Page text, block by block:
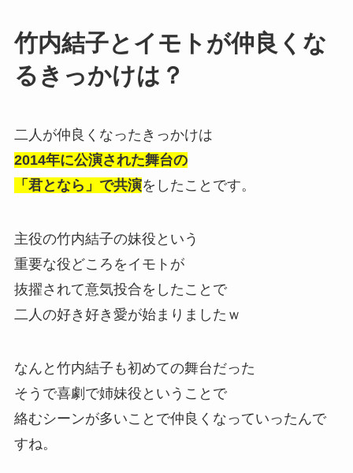
竹内結子とイモトが仲良くな
るきっかけは？
二人が仲良くなったきっかけは
2014年に公演された舞台の
「君となら」で共演をしたことです。
主役の竹内結子の妹役という
重要な役どころをイモトが
抜擢されて意気投合をしたことで
二人の好き好き愛が始まりましたｗ
なんと竹内結子も初めての舞台だった
そうで喜劇で姉妹役ということで
絡むシーンが多いことで仲良くなっていったんで
すね。